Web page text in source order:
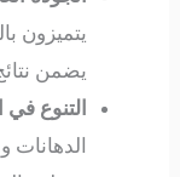
يتميزون
يضمن
التنوع في